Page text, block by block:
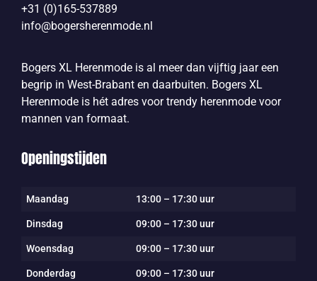
+31 (0)165-537889
info@bogersherenmode.nl
Bogers XL Herenmode is al meer dan vijftig jaar een
begrip in West-Brabant en daarbuiten. Bogers XL
Herenmode is hét adres voor trendy herenmode voor
mannen van formaat.
Openingstijden
Maandag 13:00 – 17:30 uur
Dinsdag 09:00 – 17:30 uur
Woensdag 09:00 – 17:30 uur
Donderdag 09:00 – 17:30 uur